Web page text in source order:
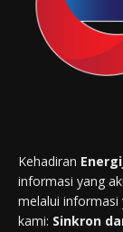
Kehadiran
informasi yang
melalui informasi
kami: Sinkron